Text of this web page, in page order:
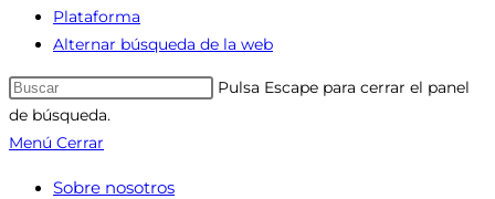
Plataforma
Alternar búsqueda de la web
Pulsa Escape para cerrar el panel
de búsqueda.
Menú Cerrar
Sobre nosotros